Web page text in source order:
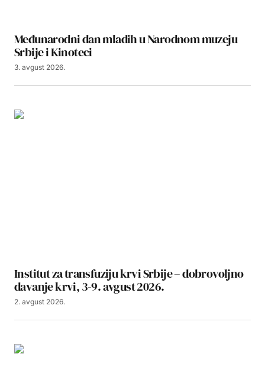
Međunarodni dan mladih u Narodnom muzeju
Srbije i Kinoteci
3. avgust 2026.
Institut za transfuziju krvi Srbije – dobrovoljno
davanje krvi, 3-9. avgust 2026.
2. avgust 2026.